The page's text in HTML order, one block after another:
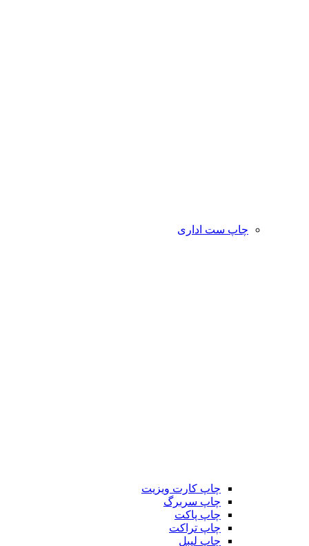
چاپ ست اداری
چاپ کارت ویزیت
چاپ سربرگ
چاپ پاکت
چاپ تراکت
چاپ لیبل